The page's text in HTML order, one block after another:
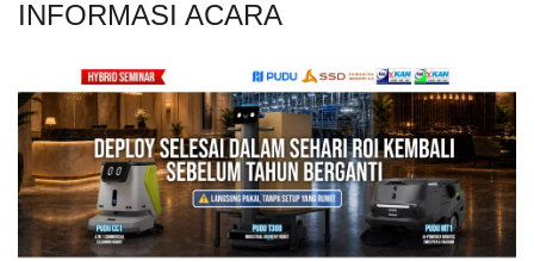
INFORMASI ACARA